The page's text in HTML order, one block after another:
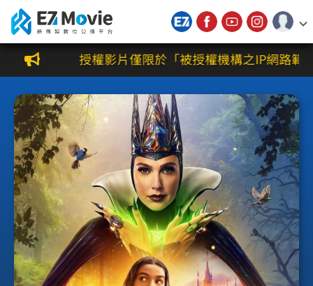
新傳媒數位公播平台
授權影片僅限於「被授權機構之IP網路範